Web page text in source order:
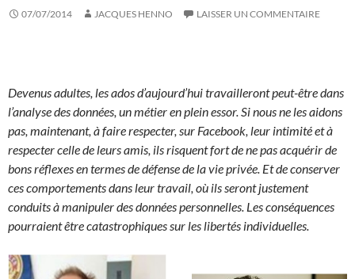
07/07/2014 JACQUES HENNO LAISSER UN COMMENTAIRE
Devenus adultes, les ados d’aujourd’hui travailleront peut-être dans
l’analyse des données, un métier en plein essor. Si nous ne les aidons
pas, maintenant, à faire respecter, sur Facebook, leur intimité et à
respecter celle de leurs amis, ils risquent fort de ne pas acquérir de
bons réflexes en termes de défense de la vie privée. Et de conserver
ces comportements dans leur travail, où ils seront justement
conduits à manipuler des données personnelles. Les conséquences
pourraient être catastrophiques sur les libertés individuelles.